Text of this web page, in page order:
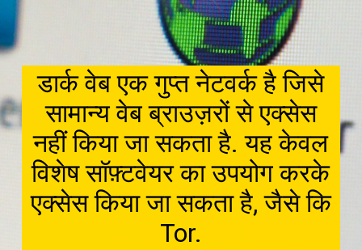
डार्क वेब एक गुप्त नेटवर्क है जिसे
सामान्य वेब ब्राउज़रों से एक्सेस
नहीं किया जा सकता है. यह केवल
विशेष सॉफ़्टवेयर का उपयोग करके
एक्सेस किया जा सकता है, जैसे कि
Tor.